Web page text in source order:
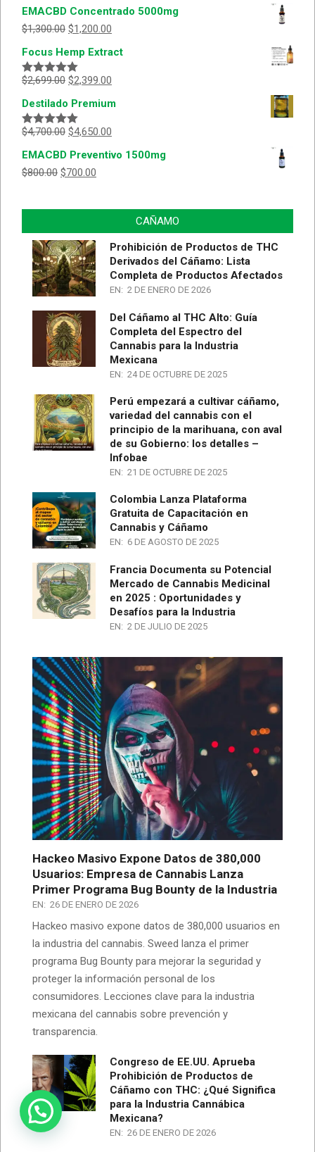
EMACBD Concentrado 5000mg
$1,300.00 $1,200.00
Focus Hemp Extract
Valorado
5
$2,699.00 $2,399.00
Destilado Premium
Valorado
5
$4,700.00 $4,650.00
EMACBD Preventivo 1500mg
$800.00 $700.00
CAÑAMO
Prohibición de Productos de THC
Derivados del Cáñamo: Lista
Completa de Productos Afectados
EN: 2 DE ENERO DE 2026
Del Cáñamo al THC Alto: Guía
Completa del Espectro del
Cannabis para la Industria
Mexicana
EN: 24 DE OCTUBRE DE 2025
Perú empezará a cultivar cáñamo,
variedad del cannabis con el
principio de la marihuana, con aval
de su Gobierno: los detalles –
Infobae
EN: 21 DE OCTUBRE DE 2025
Colombia Lanza Plataforma
Gratuita de Capacitación en
Cannabis y Cáñamo
EN: 6 DE AGOSTO DE 2025
Francia Documenta su Potencial
Mercado de Cannabis Medicinal
en 2025 : Oportunidades y
Desafíos para la Industria
EN: 2 DE JULIO DE 2025
Hackeo Masivo Expone Datos de 380,000
Usuarios: Empresa de Cannabis Lanza
Primer Programa Bug Bounty de la Industria
EN: 26 DE ENERO DE 2026
Hackeo masivo expone datos de 380,000 usuarios en
la industria del cannabis. Sweed lanza el primer
programa Bug Bounty para mejorar la seguridad y
proteger la información personal de los
consumidores. Lecciones clave para la industria
mexicana del cannabis sobre prevención y
transparencia.
Congreso de EE.UU. Aprueba
Prohibición de Productos de
Cáñamo con THC: ¿Qué Significa
para la Industria Cannábica
Mexicana?
EN: 26 DE ENERO DE 2026
A tus ordenes!